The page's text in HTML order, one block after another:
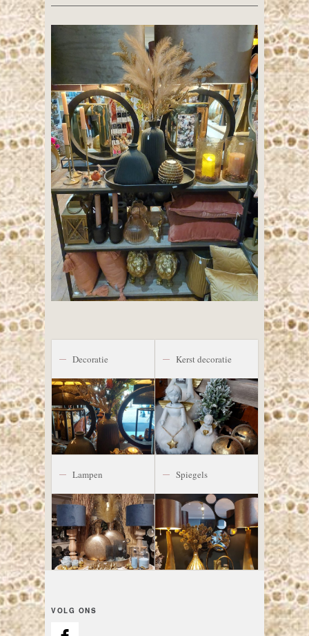
Decoratie Kerst decoratie
Lampen Spiegels
VOLG ONS